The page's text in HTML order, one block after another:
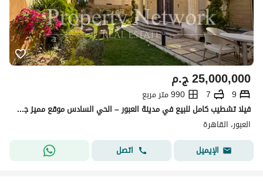
ج.م25,000,000
9
7
990 متر مربع
فيلا تشطيب كامل للبيع في مدينة العبور – الحي السادس موقع مميز جاهزة للاستلام الفوري
العبور، القاهرة
الإيميل
اتصل